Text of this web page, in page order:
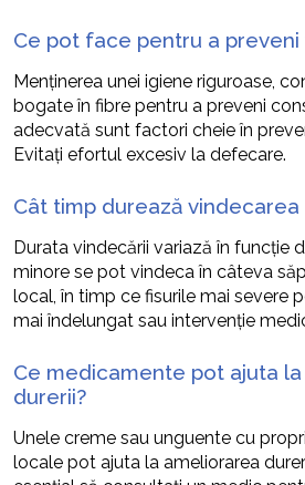
Ce pot face pentru a preveni
Menținerea unei igiene riguroase,
bogate în fibre pentru a preveni
adecvată sunt factori cheie în
Evitați efortul excesiv la defecare.
Cât timp durează vindecarea
Durata vindecării variază în funcție
minore se pot vindeca în câteva
local, în timp ce fisurile mai severe
mai îndelungat sau intervenție
Ce medicamente pot ajuta
durerii?
Unele creme sau unguente cu
locale pot ajuta la ameliorarea